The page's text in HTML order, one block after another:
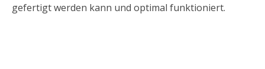
gefertigt werden kann und optimal funktioniert.